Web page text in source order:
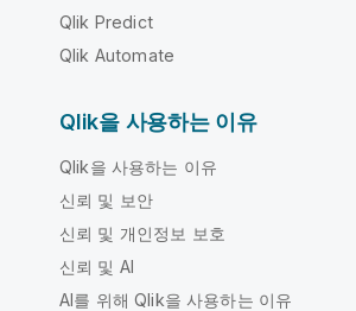
Qlik Predict
Qlik Automate
Qlik을 사용하는 이유
Qlik을 사용하는 이유
신뢰 및 보안
신뢰 및 개인정보 보호
신뢰 및 AI
AI를 위해 Qlik을 사용하는 이유